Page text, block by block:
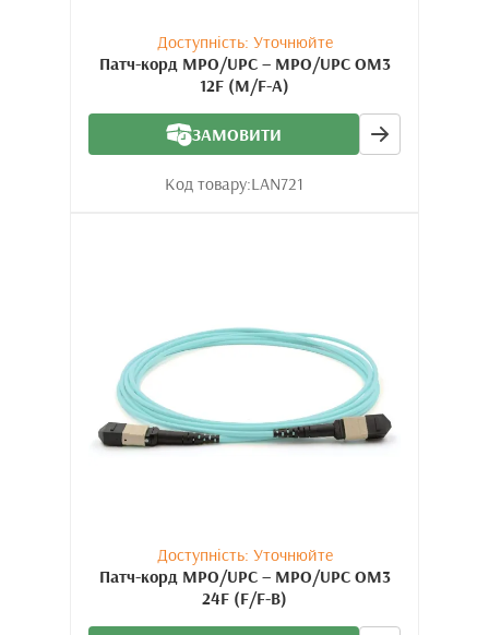
Доступність: Уточнюйте
Патч-корд MPO/UPC – MPO/UPC OM3
12F (M/F-A)
ЗАМОВИТИ
Код товару:LAN721
Доступність: Уточнюйте
Патч-корд MPO/UPC – MPO/UPC OM3
24F (F/F-B)